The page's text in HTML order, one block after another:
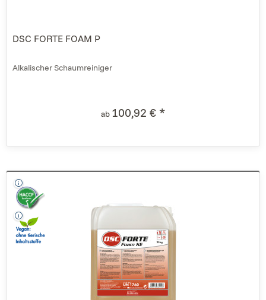
DSC FORTE FOAM P
Alkalischer Schaumreiniger
ab 100,92 € *